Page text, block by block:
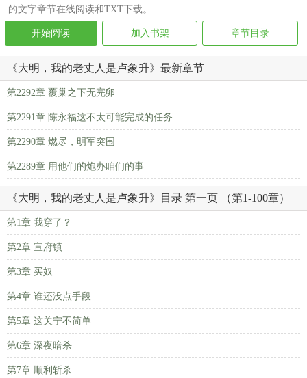
的文字章节在线阅读和TXT下载。
开始阅读 加入书架 章节目录
《大明，我的老丈人是卢象升》最新章节
第2292章 覆巢之下无完卵
第2291章 陈永福这不太可能完成的任务
第2290章 燃尽，明军突围
第2289章 用他们的炮办咱们的事
《大明，我的老丈人是卢象升》目录 第一页 （第1-100章）
第1章 我穿了？
第2章 宣府镇
第3章 买奴
第4章 谁还没点手段
第5章 这关宁不简单
第6章 深夜暗杀
第7章 顺利斩杀